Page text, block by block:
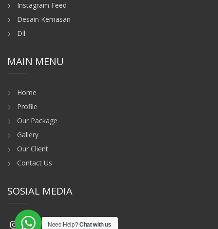
Instagram Feed
Desain Kemasan
Dll
MAIN MENU
Home
Profile
Our Package
Gallery
Our Client
Contact Us
SOSIAL MEDIA
Need Help?Chat with us